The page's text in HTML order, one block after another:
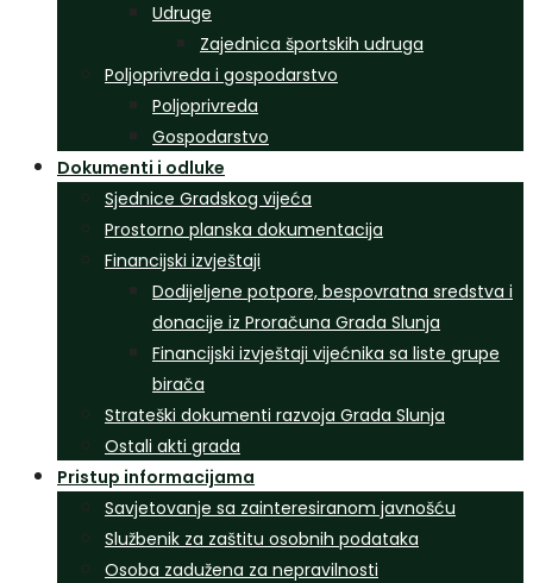
Udruge
Zajednica športskih udruga
Poljoprivreda i gospodarstvo
Poljoprivreda
Gospodarstvo
Dokumenti i odluke
Sjednice Gradskog vijeća
Prostorno planska dokumentacija
Financijski izvještaji
Dodijeljene potpore, bespovratna sredstva i
donacije iz Proračuna Grada Slunja
Financijski izvještaji vijećnika sa liste grupe
birača
Strateški dokumenti razvoja Grada Slunja
Ostali akti grada
Pristup informacijama
Savjetovanje sa zainteresiranom javnošću
Službenik za zaštitu osobnih podataka
Osoba zadužena za nepravilnosti